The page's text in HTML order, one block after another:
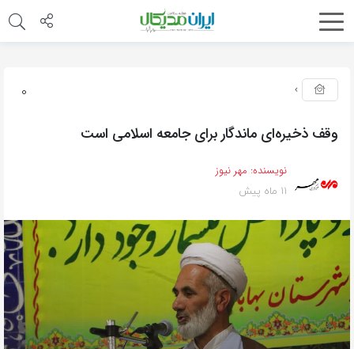
0
وقف ذخیره‌ای ماندگار برای جامعه اسلامی است
نویسنده: مهر نیوز
11 ماه پیش